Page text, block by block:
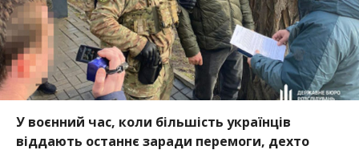
У воєнний час, коли більшість українців
віддають останнє заради перемоги, дехто